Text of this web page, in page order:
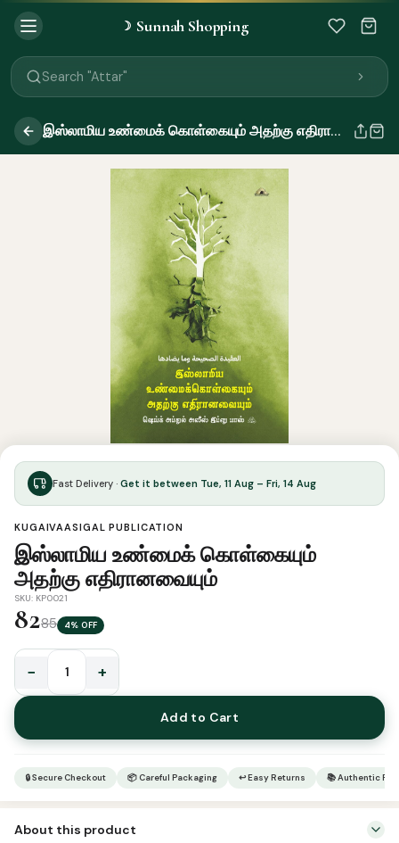
☽ Sunnah Shopping
Search "Miswak"
Search "Attar"
Search "Islamic Books"
Search "Prayer Mat"
Search "Kids Flash Cards"
Search "Tamil Islamic Books"
இஸ்லாமிய உண்மைக் கொள்கையும் அதற்கு எதிரானவையும்
Fast Delivery · Get it between Tue, 11 Aug – Fri, 14 Aug
KUGAIVAASIGAL PUBLICATION
இஸ்லாமிய உண்மைக் கொள்கையும்
அதற்கு எதிரானவையும்
SKU: KP0021
8285 4% OFF
இஸ்லாமிய
உண்மைக்
கொள்கையும்
அதற்கு
− +
Add to Cart
🔒 Secure Checkout 📦 Careful Packaging ↩ Easy Returns 📚 Authentic
About this product